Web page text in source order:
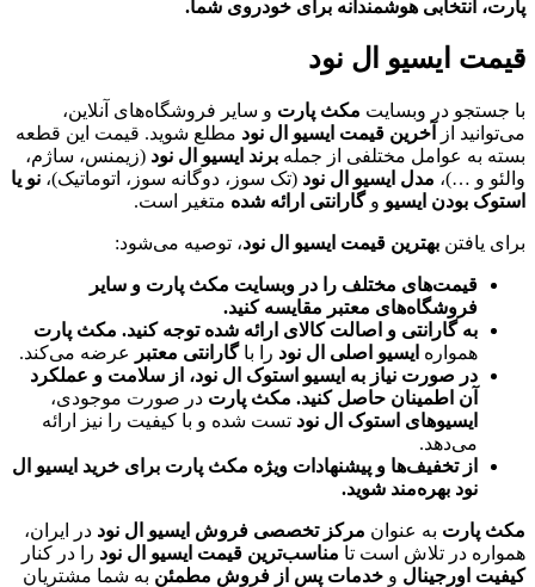
پارت، انتخابی هوشمندانه برای خودروی شما.
قیمت ایسیو ال نود
با جستجو در وبسایت مکث پارت و سایر فروشگاه‌های آنلاین،
می‌توانید از
آخرین قیمت ایسیو ال نود مطلع شوید. قیمت این قطعه
بسته به عوامل مختلفی از جمله برند ایسیو ال نود (زیمنس، ساژم،
والئو و …)، مدل ایسیو ال نود (تک سوز، دوگانه سوز، اتوماتیک)، نو یا
استوک بودن ایسیو وگارانتی ارائه شده متغیر است.
برای یافتن بهترین قیمت ایسیو ال نود، توصیه می‌شود:
قیمت‌های مختلف را در وبسایت مکث پارت و سایر
فروشگاه‌های معتبر مقایسه کنید.
به گارانتی و اصالت کالای ارائه شده توجه کنید. مکث پارت
همواره ایسیو اصلی ال نود را باگارانتی معتبر
عرضه می‌کند.
در صورت نیاز به ایسیو استوک ال نود، از سلامت و عملکرد
آن اطمینان حاصل کنید. مکث پارت در صورت موجودی،
ایسیوهای استوک ال نود تست شده و با کیفیت را نیز ارائه
می‌دهد.
از تخفیف‌ها و پیشنهادات ویژه مکث پارت برای خرید ایسیو ال
نود بهره‌مند شوید.
مکث پارت به عنوان مرکز تخصصی فروش ایسیو ال نود در ایران،
همواره در تلاش است تا مناسب‌ترین قیمت ایسیو ال نود را در کنار
کیفیت اورجینال و خدمات پس از فروش مطمئن به شما مشتریان